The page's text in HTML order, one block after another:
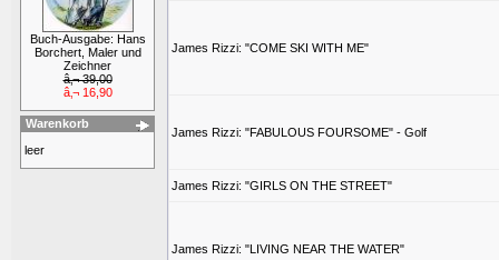
Buch-Ausgabe: Hans
Borchert, Maler und
Zeichner
â‚¬ 39,00
â‚¬ 16,90
Warenkorb
leer
James Rizzi: "COME SKI WITH ME"
James Rizzi: "FABULOUS FOURSOME" - Golf
James Rizzi: "GIRLS ON THE STREET"
James Rizzi: "LIVING NEAR THE WATER"